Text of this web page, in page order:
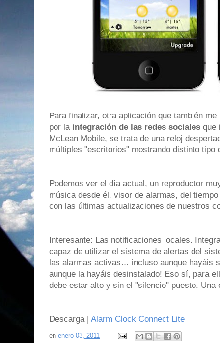
Para finalizar, otra aplicación que también
por la integración de las redes sociales que
McLean Mobile, se trata de una reloj
múltiples "escritorios" mostrando distinto tipo
Podemos ver el día actual, un reproductor
música desde él, visor de alarmas, del
con las últimas actualizaciones de nuestros
Interesante: Las notificaciones locales.
capaz de utilizar el sistema de alertas del
las alarmas activas… incluso aunque hayáis
aunque la hayáis desinstalado! Eso sí, para
debe estar alto y sin el "silencio" puesto. Una
Descarga | Alarm Clock Connect Lite
en enero 03, 2011